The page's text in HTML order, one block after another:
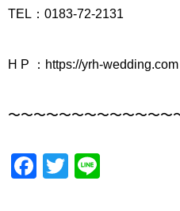
TEL：0183-72-2131
H P ：https://yrh-wedding.com
〜〜〜〜〜〜〜〜〜〜〜〜〜
Facebook
Twitter